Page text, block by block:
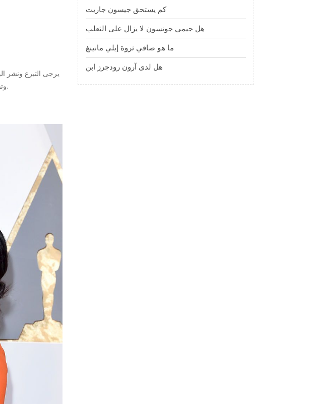
يرجى التبرع ونشر
وتفوتك الخطوة الأولى الأساسية للتعاطف ؛ الاتصال بوالديك للتأكد من سلامتهم. كل شيء آخر يبدو وكأنه فعل.
كم يستحق جيسون جاريت
هل جيمي جونسون لا يزال على الثعلب
ما هو صافي ثروة إيلي مانينغ
هل لدى آرون رودجرز ابن